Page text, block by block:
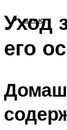
МЕНЮ
Уход
его